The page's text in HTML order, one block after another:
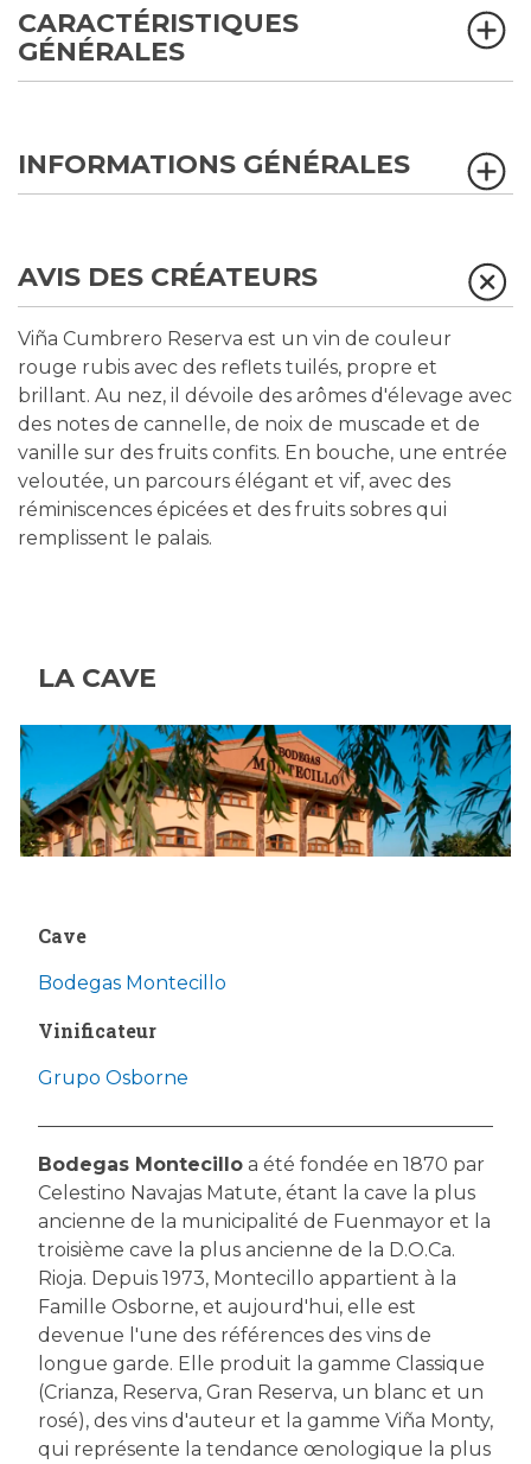
CARACTÉRISTIQUES
GÉNÉRALES
INFORMATIONS GÉNÉRALES
AVIS DES CRÉATEURS
Viña Cumbrero Reserva est un vin de couleur
rouge rubis avec des reflets tuilés, propre et
brillant. Au nez, il dévoile des arômes d'élevage avec
des notes de cannelle, de noix de muscade et de
vanille sur des fruits confits. En bouche, une entrée
veloutée, un parcours élégant et vif, avec des
réminiscences épicées et des fruits sobres qui
remplissent le palais.
LA CAVE
Cave
Bodegas Montecillo
Vinificateur
Grupo Osborne
Bodegas Montecillo a été fondée en 1870 par
Celestino Navajas Matute, étant la cave la plus
ancienne de la municipalité de Fuenmayor et la
troisième cave la plus ancienne de la D.O.Ca.
Rioja. Depuis 1973, Montecillo appartient à la
Famille Osborne, et aujourd'hui, elle est
devenue l'une des références des vins de
longue garde. Elle produit la gamme Classique
(Crianza, Reserva, Gran Reserva, un blanc et un
rosé), des vins d'auteur et la gamme Viña Monty,
qui représente la tendance œnologique la plus